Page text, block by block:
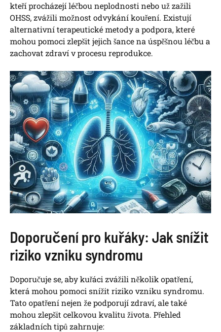
kteří procházejí léčbou neplodnosti nebo už zažili
OHSS, zvážili možnost odvykání kouření. Existují
alternativní terapeutické metody a podpora, které
mohou pomoci zlepšit jejich šance na úspěšnou léčbu a
zachovat zdraví v procesu reprodukce.
Doporučení pro kuřáky: Jak snížit
riziko vzniku syndromu
Doporučuje se, aby kuřáci zvážili několik opatření,
která mohou pomoci snížit riziko vzniku syndromu.
Tato opatření nejen že podporují zdraví, ale také
mohou zlepšit celkovou kvalitu života. Přehled
základních tipů zahrnuje: